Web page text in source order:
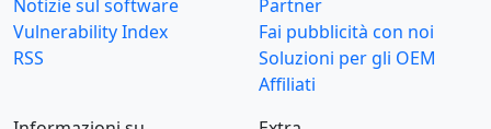
Notizie sul software
Vulnerability Index
RSS
Partner
Fai pubblicità con noi
Soluzioni per gli OEM
Affiliati